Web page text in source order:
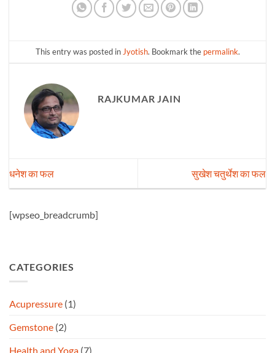
This entry was posted in Jyotish. Bookmark the permalink.
RAJKUMAR JAIN
धनेश का फल सुखेश चतुर्थेश का फल
[wpseo_breadcrumb]
CATEGORIES
Acupressure (1)
Gemstone (2)
Health and Yoga (7)